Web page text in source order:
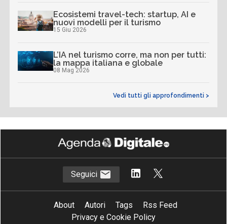
Ecosistemi travel-tech: startup, AI e
nuovi modelli per il turismo
15 Giu 2026
L’IA nel turismo corre, ma non per tutti:
la mappa italiana e globale
08 Mag 2026
Vedi tutti gli approfondimenti >
Seguici
About Autori Tags
Rss Feed
Privacy e Cookie Policy